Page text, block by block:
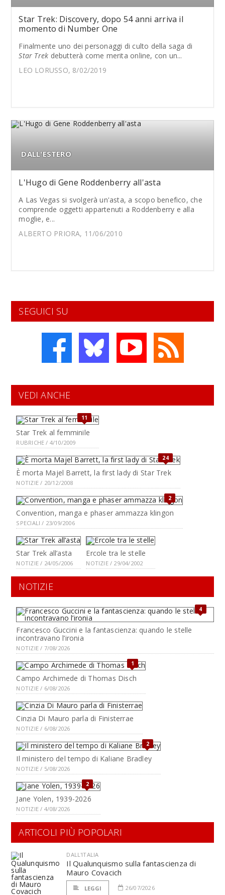
Star Trek: Discovery, dopo 54 anni arriva il
momento di Number One
Finalmente uno dei personaggi di culto della saga di
Star Trek debutterà come merita online, con un...
LEO LORUSSO, 8/02/2019
DALL'ESTERO
L'Hugo di Gene Roddenberry all'asta
A Las Vegas si svolgerà un'asta, a scopo benefico, che
comprende oggetti appartenuti a Roddenberry e alla
moglie, e...
ALBERTO PRIORA, 11/06/2010
SEGUICI SU
VEDI ANCHE
11
Star Trek al femminile
RUBRICHE / 4/10/2009
24
È morta Majel Barrett, la first lady di Star Trek
NOTIZIE / 20/12/2008
2
Convention, manga e phaser ammazza klingon
SPECIALI / 23/09/2006
Star Trek all’asta
NOTIZIE / 24/05/2006
Ercole tra le stelle
NOTIZIE / 29/04/2002
NOTIZIE
4
Francesco Guccini e la fantascienza: quando le stelle
incontravano l’ironia
NOTIZIE / 7/08/2026
1
Campo Archimede di Thomas Disch
NOTIZIE / 6/08/2026
Cinzia Di Mauro parla di Finisterrae
NOTIZIE / 6/08/2026
2
Il ministero del tempo di Kaliane Bradley
NOTIZIE / 5/08/2026
2
Jane Yolen, 1939-2026
NOTIZIE / 4/08/2026
ARTICOLI PIÙ POPOLARI
DALL'ITALIA
Il Qualunquismo sulla fantascienza di
Mauro Covacich
LEGGI 26/07/2026